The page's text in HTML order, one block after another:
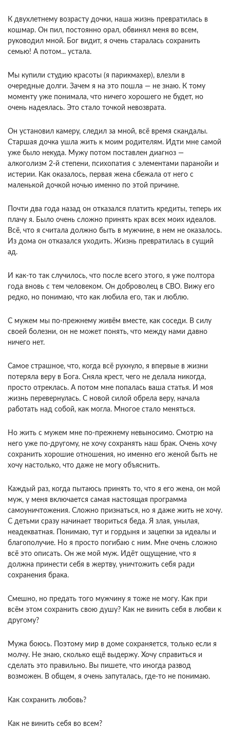
К двухлетнему возрасту дочки, наша жизнь превратилась в
кошмар. Он пил, постоянно орал, обвинял меня во всем,
руководил мной. Бог видит, я очень старалась сохранить
семью! А потом... устала.
Мы купили студию красоты (я парикмахер), влезли в
очередные долги. Зачем я на это пошла — не знаю. К тому
моменту уже понимала, что ничего хорошего не будет, но
очень надеялась. Это стало точкой невозврата.
Он установил камеру, следил за мной, всё время скандалы.
Старшая дочка ушла жить к моим родителям. Идти мне самой
уже было некуда. Мужу потом поставлен диагноз —
алкоголизм 2-й степени, психопатия с элементами паранойи и
истерии. Как оказалось, первая жена сбежала от него с
маленькой дочкой ночью именно по этой причине.
Почти два года назад он отказался платить кредиты, теперь их
плачу я. Было очень сложно принять крах всех моих идеалов.
Всё, что я считала должно быть в мужчине, в нем не оказалось.
Из дома он отказался уходить. Жизнь превратилась в сущий
ад.
И как-то так случилось, что после всего этого, я уже полтора
года вновь с тем человеком. Он доброволец в СВО. Вижу его
редко, но понимаю, что как любила его, так и люблю.
С мужем мы по-прежнему живём вместе, как соседи. В силу
своей болезни, он не может понять, что между нами давно
ничего нет.
Самое страшное, что, когда всё рухнуло, я впервые в жизни
потеряла веру в Бога. Сняла крест, чего не делала никогда,
просто отреклась. А потом мне попалась ваша статья. И моя
жизнь перевернулась. С новой силой обрела веру, начала
работать над собой, как могла. Многое стало меняться.
Но жить с мужем мне по-прежнему невыносимо. Смотрю на
него уже по-другому, не хочу сохранять наш брак. Очень хочу
сохранить хорошие отношения, но именно его женой быть не
хочу настолько, что даже не могу объяснить.
Каждый раз, когда пытаюсь принять то, что я его жена, он мой
муж, у меня включается самая настоящая программа
самоуничтожения. Сложно признаться, но я даже жить не хочу.
С детьми сразу начинает твориться беда. Я злая, унылая,
неадекватная. Понимаю, тут и гордыня и зацепки за идеалы и
благополучие. Но я просто погибаю с ним. Мне очень сложно
всё это описать. Он же мой муж. Идёт ощущение, что я
должна принести себя в жертву, уничтожить себя ради
сохранения брака.
Смешно, но предать того мужчину я тоже не могу. Как при
всём этом сохранить свою душу? Как не винить себя в любви к
другому?
Мужа боюсь. Поэтому мир в доме сохраняется, только если я
молчу. Не знаю, сколько ещё выдержу. Хочу справиться и
сделать это правильно. Вы пишете, что иногда развод
возможен. В общем, я очень запуталась, где-то не понимаю.
Как сохранить любовь?
Как не винить себя во всем?